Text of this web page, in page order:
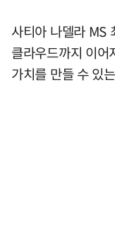
사티아 나델라 MS
클라우드까지 이
가치를 만들 수 있